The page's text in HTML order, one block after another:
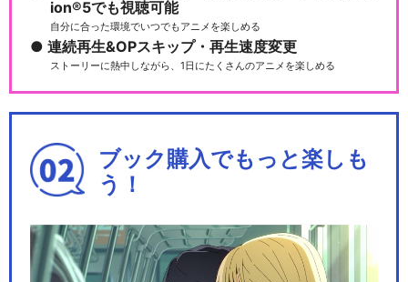
傷物語〈I鉄血篇〉
続・終物語
閉じる
ion®5でも視聴可能
自分に合った環境でいつでもアニメを楽しめる
連続再生&OPスキップ・再生速度変更
ストーリーに熱中しながら、1日にたくさんのアニメを楽しめる
ブック購入でもっと楽しも
う！